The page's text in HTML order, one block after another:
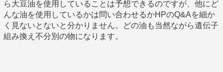
ら大豆油を使用していることは予想できるのですが、他にど
んな油を使用しているかは問い合わせるかHPのQ&Aを細か
く見ないとないと分かりません。どの油も当然ながら遺伝子
組み換え不分別の物になります。